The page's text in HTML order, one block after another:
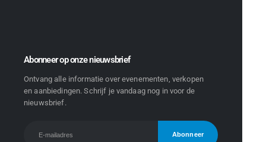
Abonneer op onze nieuwsbrief
Ontvang alle informatie over evenementen, verkopen
en aanbiedingen. Schrijf je vandaag nog in voor de
nieuwsbrief.